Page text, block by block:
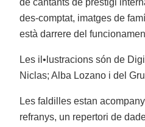
de cantants de prestigi
des-comptat, imatges de
està darrere del
Les il•lustracions són de
Niclas; Alba Lozano i del
Les faldilles estan
refranys, un repertori de